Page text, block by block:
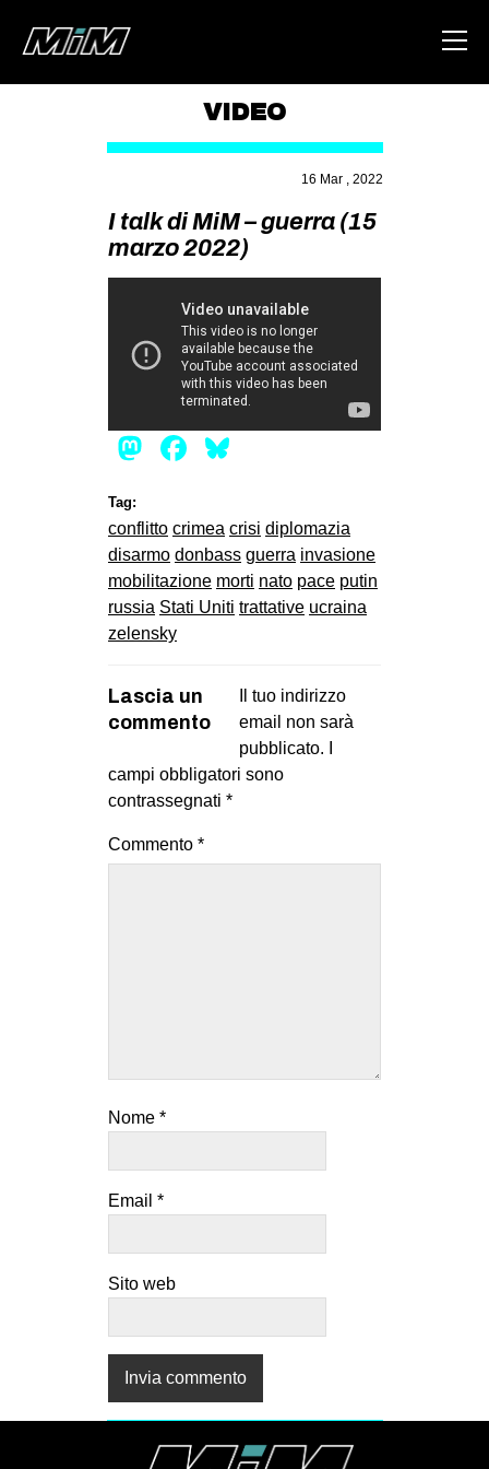
AREA
GAZA FREESTYLE
CSOA LAMBRETTA
MSM
MOBILITAZIONI
SPAZI
SPORT POPOLARE
AMBIENTE
ANTIFASCISMO
DIRITTO ALL’ABITARE
GENERI
MIGRAZIONI
EUROPA
MEDIO ORIENTE
MONDO
VIDEO
16 Mar , 2022
I talk di MiM – guerra (15
marzo 2022)
Mastodon
Facebook
Tag:
conflitto crimea crisi diplomazia
disarmo donbass guerra invasione
mobilitazione morti nato pace putin
russia Stati Uniti trattative ucraina
zelensky
Lascia un
commento
Il tuo indirizzo
email non sarà
pubblicato.
campi obbligatori sono
contrassegnati *
Commento *
Nome *
Email *
Sito web